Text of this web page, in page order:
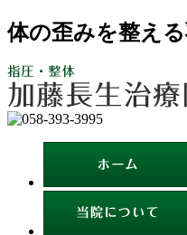
体の歪みを整え